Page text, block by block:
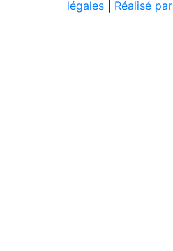
légales
Réalisé par